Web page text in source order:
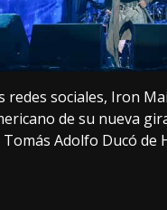
redes sociales, Iron
de su nueva
Adolfo Ducó